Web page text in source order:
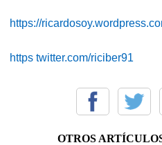
https://
https twitter.com/riciber91
OTROS